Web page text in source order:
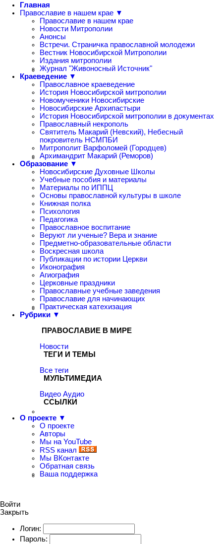
Главная
Православие в нашем крае ▼
Православие в нашем крае
Новости Митрополии
Анонсы
Встречи. Страничка православной молодежи
Вестник Новосибирской Митрополии
Издания митрополии
Журнал "Живоносный Источник"
Краеведение ▼
Православное краеведение
История Новосибирской митрополии
Новомученики Новосибирские
Новосибирские Архипастыри
История Новосибирской митрополии в документах
Православный некрополь
Святитель Макарий (Невский), Небесный
покровитель НСМПБИ
Митрополит Варфоломей (Городцев)
Архимандрит Макарий (Реморов)
Образование ▼
Новосибирские Духовные Школы
Учебные пособия и материалы
Материалы по ИППЦ
Основы православной культуры в школе
Книжная полка
Психология
Педагогика
Православное воспитание
Веруют ли ученые? Вера и знание
Предметно-образовательные области
Воскресная школа
Публикации по истории Церкви
Иконография
Агиография
Церковные праздники
Православные учебные заведения
Православие для начинающих
Практическая катехизация
Рубрики ▼
ПРАВОСЛАВИЕ В МИРЕ
Новости
ТЕГИ И ТЕМЫ
Все теги
МУЛЬТИМЕДИА
Видео Аудио
ССЫЛКИ
О проекте ▼
О проекте
Авторы
Мы на YouTube
RSS канал
Мы ВКонтакте
Обратная связь
Ваша поддержка
Войти
Закрыть
Логин:
Пароль: